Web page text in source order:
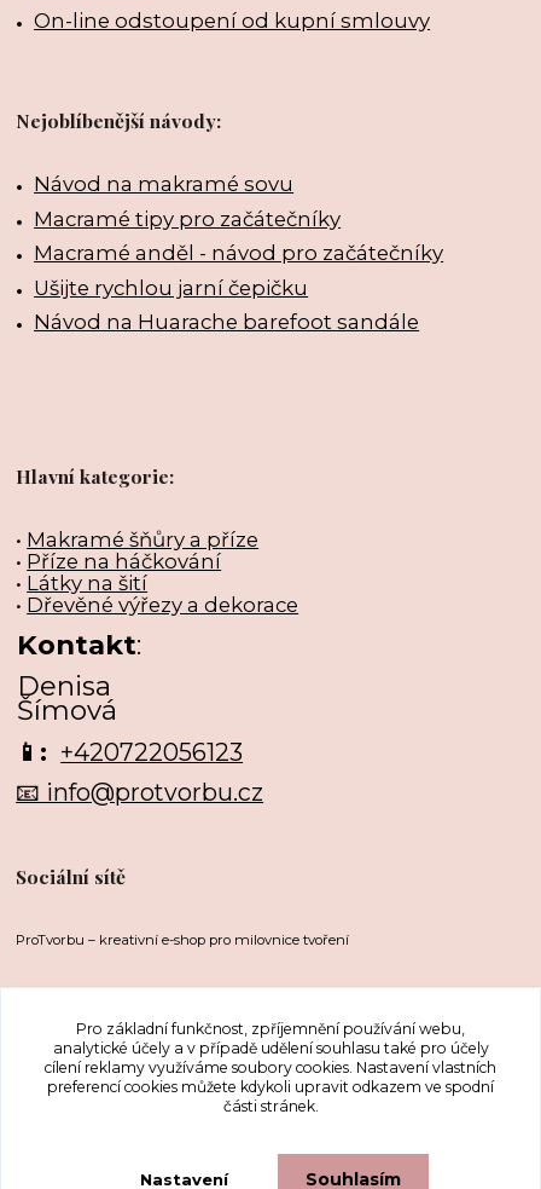
On-line odstoupení od kupní smlouvy
Nejoblíbenější návody:
Návod na makramé sovu
Macramé tipy pro začátečníky
Macramé anděl - návod pro začátečníky
Ušijte rychlou jarní čepičku
Návod na Huarache barefoot sandále
Hlavní kategorie:
• Makramé šňůry a příze
• Příze na háčkování
• Látky na šití
• Dřevěné výřezy a dekorace
Kontakt:
Denisa
Šímová
📱: +420722056123
📧 info@protvorbu.cz
Sociální sítě
ProTvorbu – kreativní e-shop pro milovnice tvoření
Upravit sběr cookies.
Pro základní funkčnost, zpříjemnění používání webu,
analytické účely a v případě udělení souhlasu také pro účely
cílení reklamy využíváme soubory cookies. Nastavení vlastních
preferencí cookies můžete kdykoli upravit odkazem ve spodní
části stránek.
Nastavení Souhlasím